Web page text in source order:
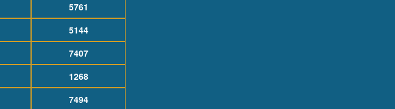
5761
5144
7407
1268
7494